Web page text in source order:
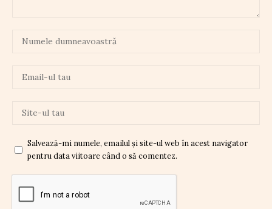
Salvează-mi numele, emailul și site-ul web în acest navigator
pentru data viitoare când o să comentez.